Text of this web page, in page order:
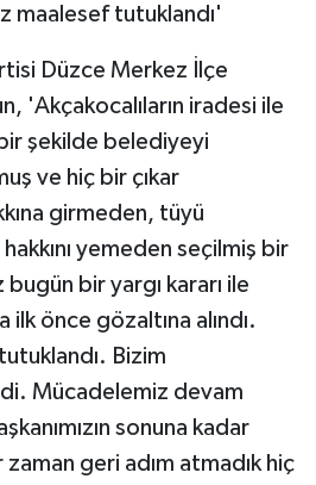
maalesef tutuklandı'
Düzce Merkez İlçe
'Akçakocalıların iradesi ile
şekilde belediyeyi
ve hiç bir çıkar
girmeden, tüyü
yemeden seçilmiş bir
bugün bir yargı kararı ile
önce gözaltına alındı.
Bizim
Mücadelemiz devam
sonuna kadar
zaman geri adım atmadık hiç